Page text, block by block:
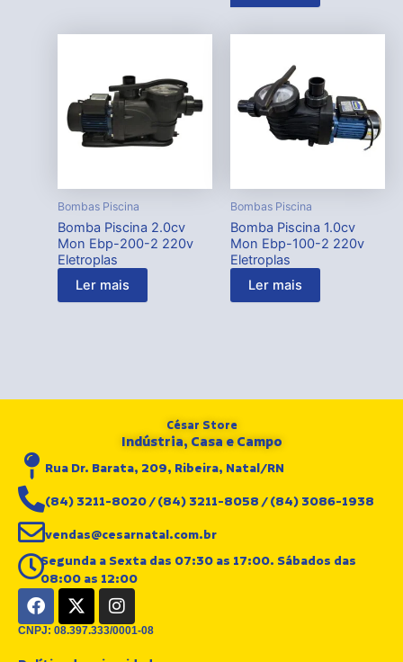
Bombas Piscina
Bomba Piscina 2.0cv
Mon Ebp-200-2 220v
Eletroplas
Ler mais
Bombas Piscina
Bomba Piscina 1.0cv
Mon Ebp-100-2 220v
Eletroplas
Ler mais
César Store
Indústria, Casa e Campo
Rua Dr. Barata, 209, Ribeira, Natal/RN
(84) 3211-8020 / (84) 3211-8058 / (84) 3086-1938
vendas@cesarnatal.com.br
Segunda a Sexta das 07:30 as 17:00. Sábados das
08:00 as 12:00
F
a
c
X
-
t
I
n
s
CNPJ: 08.397.333/0001-08